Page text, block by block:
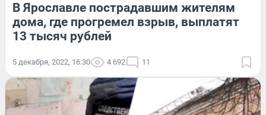
В Ярославле пострадавшим жителям
дома, где прогремел взрыв, выплатят
13 тысяч рублей
5 декабря, 2022, 16:30 4 692 11